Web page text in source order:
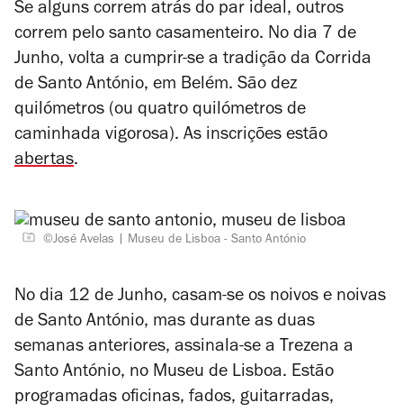
Se alguns correm atrás do par ideal, outros
correm pelo santo casamenteiro. No dia 7 de
Junho, volta a cumprir-se a tradição da Corrida
de Santo António, em Belém. São dez
quilómetros (ou quatro quilómetros de
caminhada vigorosa). As inscrições estão
abertas.
©José Avelas Museu de Lisboa - Santo António
No dia 12 de Junho, casam-se os noivos e noivas
de Santo António, mas durante as duas
semanas anteriores, assinala-se a Trezena a
Santo António, no Museu de Lisboa. Estão
programadas oficinas, fados, guitarradas,